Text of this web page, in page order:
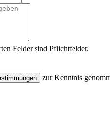
Felder sind Pflichtfelder.
zur Kenntnis